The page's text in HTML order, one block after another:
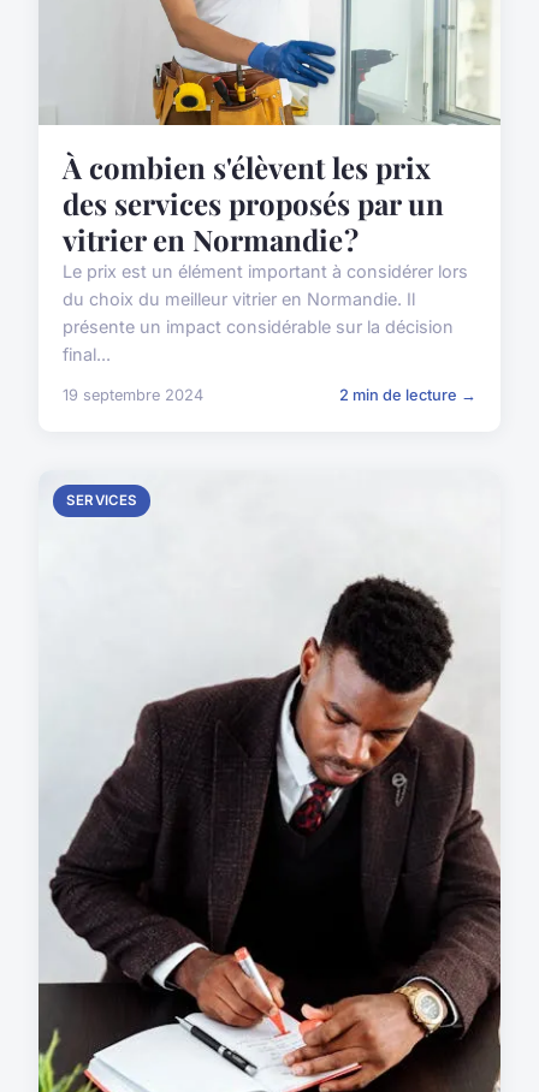
À combien s'élèvent les prix
des services proposés par un
vitrier en Normandie ?
Le prix est un élément important à considérer lors
du choix du meilleur vitrier en Normandie. Il
présente un impact considérable sur la décision
final...
19 septembre 2024 2 min de lecture →
SERVICES